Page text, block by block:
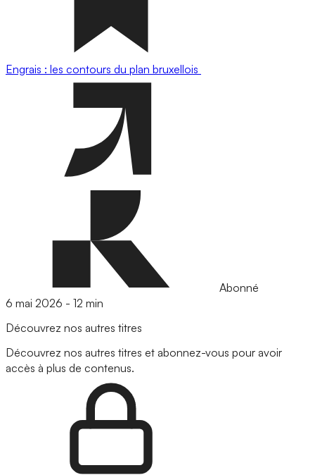
Engrais : les contours du plan bruxellois
Abonné
6 mai 2026 - 12 min
Découvrez nos autres titres
Découvrez nos autres titres et abonnez-vous pour avoir
accès à plus de contenus.